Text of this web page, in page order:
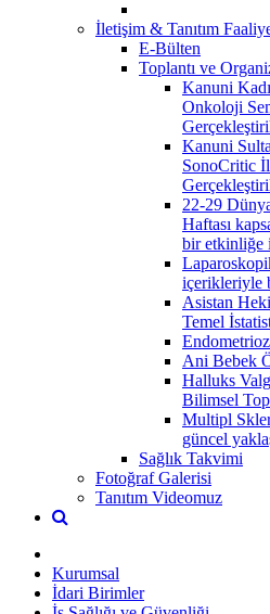
İletişim & Tanıtım
E-Bülten
Toplantı ve
Kanuni
Onkoloji
Kanuni
SonoCritic
22-29
Haftası
bir etkinliğe
içerikleriyle
Asistan
Temel
Ani Bebek
Halluks
Bilimsel
Multipl
güncel
Sağlık Takvimi
Fotoğraf Galerisi
Tanıtım Videomuz
Kurumsal
İdari Birimler